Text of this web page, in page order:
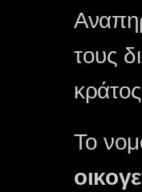
τους
Το